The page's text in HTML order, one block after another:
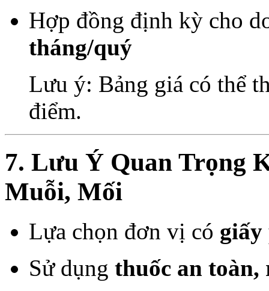
Hợp đồng định kỳ cho
tháng/quý
Lưu ý: Bảng giá có thể
điểm.
7. Lưu Ý Quan Trọng
Muỗi, Mối
Lựa chọn đơn vị có giấy
Sử dụng thuốc an toàn,